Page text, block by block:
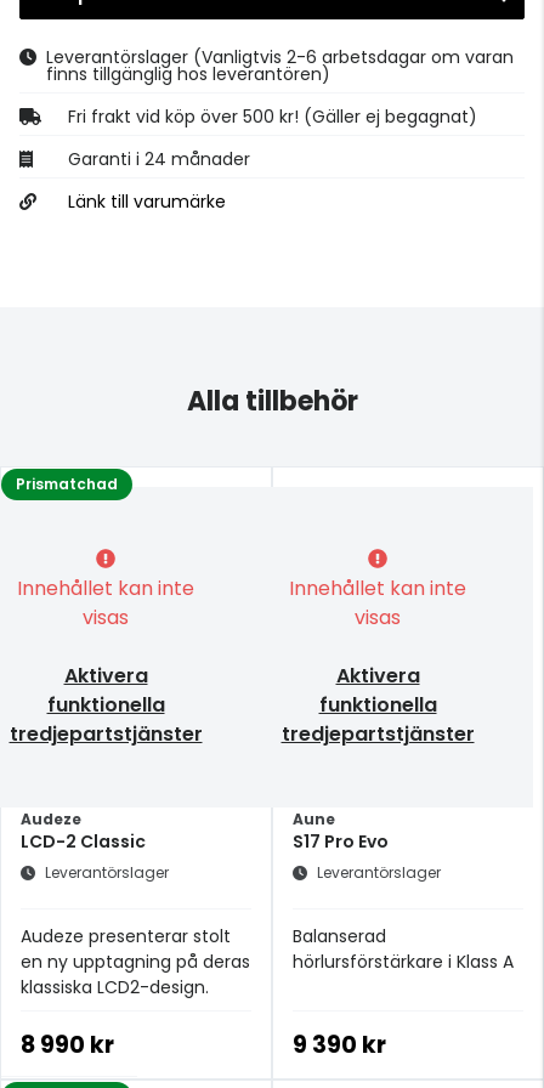
Leverantörslager (Vanligtvis 2-6 arbetsdagar om varan
finns tillgänglig hos leverantören)
Fri frakt vid köp över 500 kr! (Gäller ej begagnat)
Garanti i 24 månader
Länk till varumärke
Alla tillbehör
Innehållet kan inte
visas
Aktivera
funktionella
tredjepartstjänster
Audeze
LCD-2 Classic
Leverantörslager
Audeze presenterar stolt
en ny upptagning på deras
klassiska LCD2-design.
Prismatchad
8 990 kr
Innehållet kan inte
visas
Aktivera
funktionella
tredjepartstjänster
Aune
S17 Pro Evo
Leverantörslager
Balanserad
hörlursförstärkare i Klass A
9 390 kr